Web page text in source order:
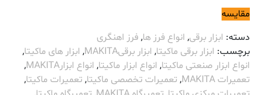
مقایسه
دسته: ابزار برقی, انواع فرز ها, فرز اهنگری
برچسب: ابزار برقی ماکیتا, ابزار برقیMAKITA , ابزار های ماکیتا,
انواع ابزار صنعتی ماکیتا, انواع ابزار ماکیتا, انواع ابزارMAKITA
,
تعمیرات MAKITA
, تعمیرات تخصصی ماکیتا, تعمیرات ماکیتا,